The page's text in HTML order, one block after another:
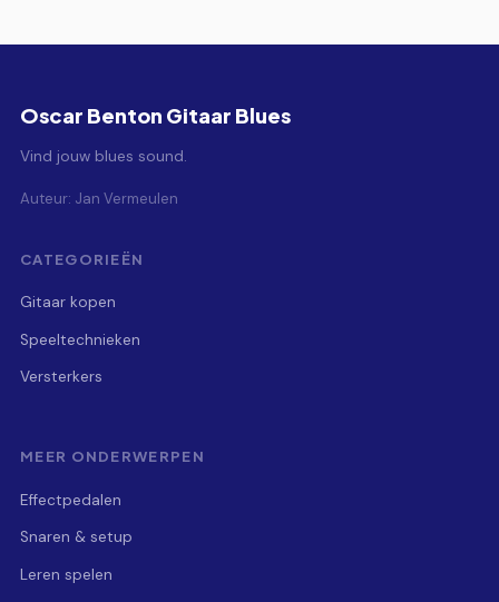
Oscar Benton Gitaar Blues
Vind jouw blues sound.
Auteur: Jan Vermeulen
CATEGORIEËN
Gitaar kopen
Speeltechnieken
Versterkers
MEER ONDERWERPEN
Effectpedalen
Snaren & setup
Leren spelen